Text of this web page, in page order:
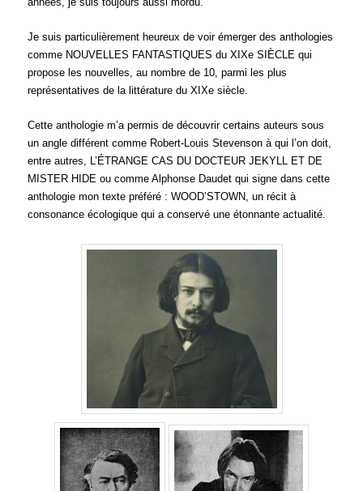
Je suis particulièrement heureux de voir émerger des anthologies
comme NOUVELLES FANTASTIQUES du XIXe SIÈCLE qui
propose les nouvelles, au nombre de 10, parmi les plus
représentatives de la littérature du XIXe siècle.
Cette anthologie m’a permis de découvrir certains auteurs sous
un angle différent comme Robert-Louis Stevenson à qui l’on doit,
entre autres, L’ÉTRANGE CAS DU DOCTEUR JEKYLL ET DE
MISTER HIDE ou comme Alphonse Daudet qui signe dans cette
anthologie mon texte préféré : WOOD’STOWN, un récit à
consonance écologique qui a conservé une étonnante actualité.